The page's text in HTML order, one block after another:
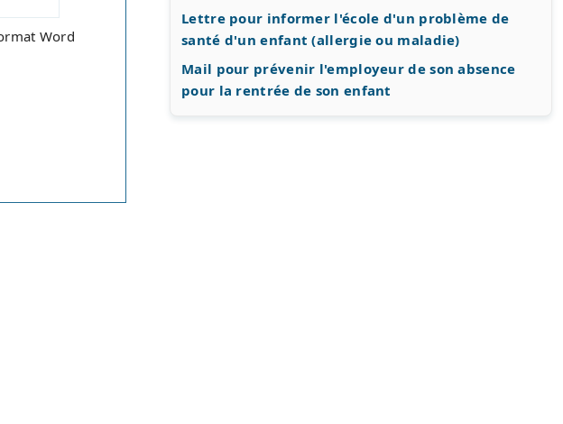
Word
Lettre pour informer l'école d'un problème de
santé d'un enfant (allergie ou maladie)
Mail pour prévenir l'employeur de son absence
pour la rentrée de son enfant